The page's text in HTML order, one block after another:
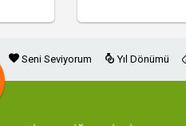
Gemlik
Seni Seviyorum Yıl Dönümü